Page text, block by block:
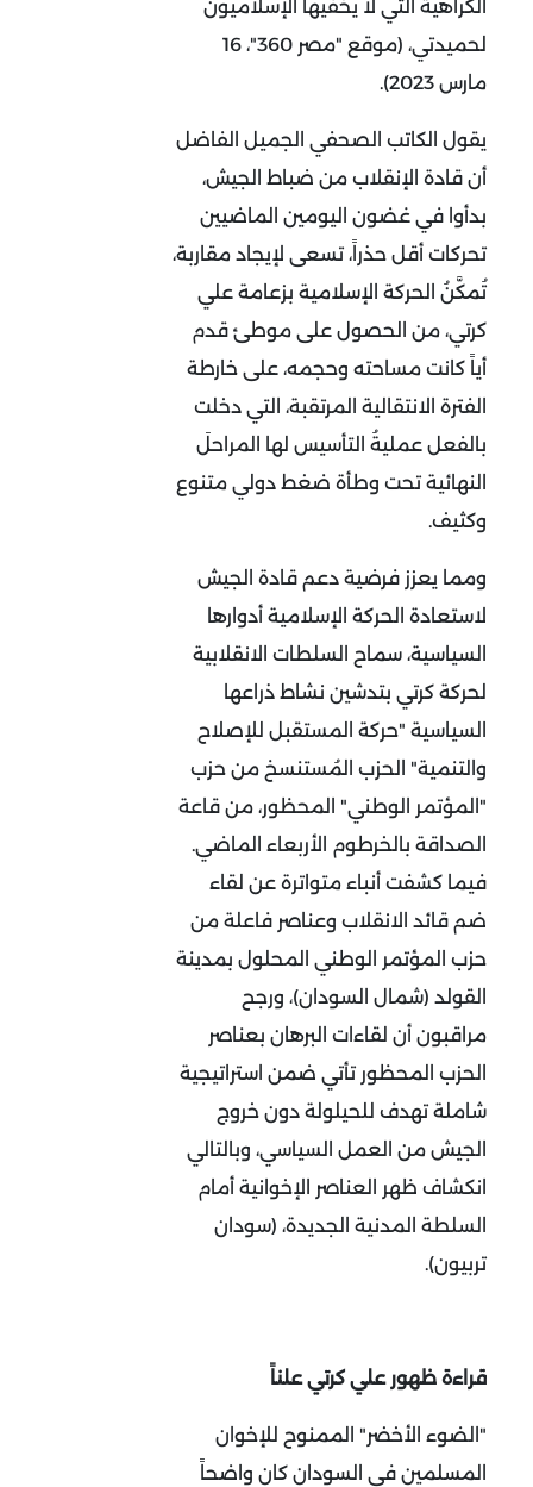
الكراهية التي لا يخفيها الإسلاميون
لحميدتي، (موقع "مصر 360"، 16
مارس 2023).
يقول الكاتب الصحفي الجميل الفاضل
أن قادة الإنقلاب من ضباط الجيش،
بدأوا في غضون اليومين الماضيين
تحركات أقل حذراً، تسعى لإيجاد مقاربة،
تُمكَّنُ الحركة الإسلامية بزعامة علي
كرتي، من الحصول على موطئ قدم
أياً كانت مساحته وحجمه، على خارطة
الفترة الانتقالية المرتقبة، التي دخلت
بالفعل عمليةُ التأسيس لها المراحلَ
النهائية تحت وطأة ضغط دولي متنوع
وكثيف.
ومما يعزز فرضية دعم قادة الجيش
لاستعادة الحركة الإسلامية أدوارها
السياسية، سماح السلطات الانقلابية
لحركة كرتي بتدشين نشاط ذراعها
السياسية "حركة المستقبل للإصلاح
والتنمية" الحزب المُستنسخ من حزب
"المؤتمر الوطني" المحظور، من قاعة
الصداقة بالخرطوم الأربعاء الماضي.
فيما كشفت أنباء متواترة عن لقاء
ضم قائد الانقلاب وعناصر فاعلة من
حزب المؤتمر الوطني المحلول بمدينة
القولد (شمال السودان)، ورجح
مراقبون أن لقاءات البرهان بعناصر
الحزب المحظور تأتي ضمن استراتيجية
شاملة تهدف للحيلولة دون خروج
الجيش من العمل السياسي، وبالتالي
انكشاف ظهر العناصر الإخوانية أمام
السلطة المدنية الجديدة، (سودان
تربيون).
قراءة ظهور علي كرتي علناً
"الضوء الأخضر" الممنوح للإخوان
المسلمين في السودان كان واضحاً